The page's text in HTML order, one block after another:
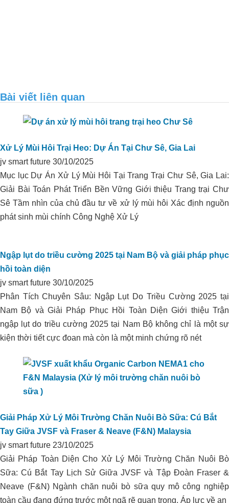
Xử lý môi trường trại heo I.D.P_Phú
Yên
Vissan_Bình Thuận
HẠ PHÈN DÙNG ORGANIC
CARBON CHO VÙNG CHUYÊN
Bài viết liên quan
Xử Lý Mùi Hôi Trại Heo: Dự Án Tại Chư Sê, Gia Lai
jv smart future 30/10/2025
Mục lục Dự Án Xử Lý Mùi Hôi Tại Trang Trại Chư Sê, Gia Lai:
Giải Bài Toán Phát Triển Bền Vững Giới thiệu Trang trại Chư
Sê Tầm nhìn của chủ đầu tư về xử lý mùi hôi Xác định nguồn
phát sinh mùi chính Công Nghệ Xử Lý
Ngập lụt do triều cường 2025 tại Nam Bộ và giải pháp phục
hồi toàn diện
jv smart future 30/10/2025
Phân Tích Chuyên Sâu: Ngập Lụt Do Triều Cường 2025 tại
Nam Bộ và Giải Pháp Phục Hồi Toàn Diện Giới thiệu Trận
ngập lụt do triều cường 2025 tại Nam Bộ không chỉ là một sự
kiện thời tiết cực đoan mà còn là một minh chứng rõ nét
Giải Pháp Xử Lý Môi Trường Chăn Nuôi Bò Sữa: Cú Bắt
Tay Giữa JVSF và Fraser & Neave (F&N) Malaysia
jv smart future 23/10/2025
Giải Pháp Toàn Diện Cho Xử Lý Môi Trường Chăn Nuôi Bò
Sữa: Cú Bắt Tay Lịch Sử Giữa JVSF và Tập Đoàn Fraser &
Neave (F&N) Ngành chăn nuôi bò sữa quy mô công nghiệp
toàn cầu đang đứng trước một ngã rẽ quan trọng. Áp lực về an